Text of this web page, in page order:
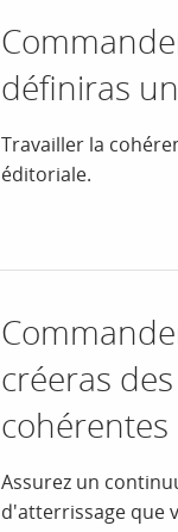
définiras
Travailler la
éditoriale.
créeras
cohérentes
Assurez un
d'atterrissage que